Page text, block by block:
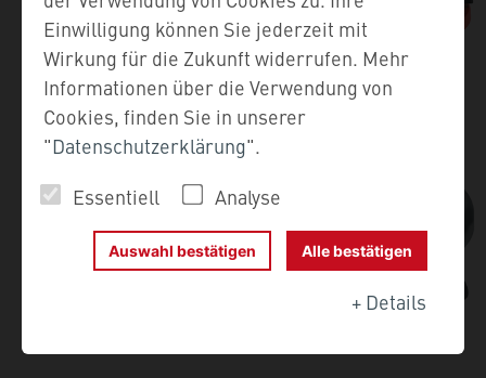
Einwilligung können Sie jederzeit mit
Wirkung für die Zukunft widerrufen. Mehr
Informationen über die Verwendung von
Cookies, finden Sie in unserer
"Datenschutzerklärung".
Essentiell
Analyse
Auswahl bestätigen Alle bestätigen
+ Details